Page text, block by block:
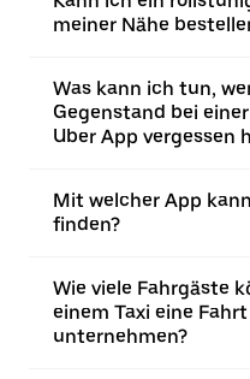
meiner Nähe
Was kann ich tun,
Gegenstand bei
Uber App vergessen
Mit welcher App
finden?
Wie viele Fahrgäste
einem Taxi eine
unternehmen?